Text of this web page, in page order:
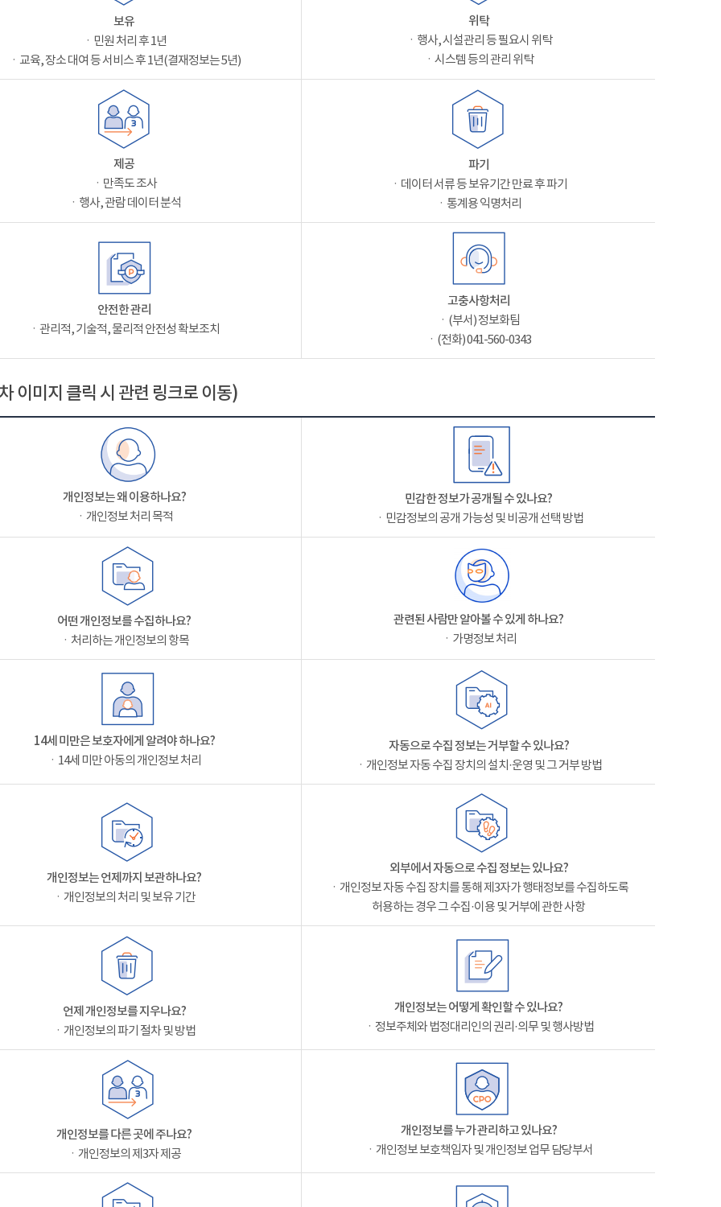
보유
ㆍ민원 처리 후 1년
ㆍ교육, 장소 대여 등 서비스 후 1년(결재정보는 5년)
위탁
ㆍ행사, 시설관리 등 필요시 위탁
ㆍ시스템 등의 관리 위탁
제공
ㆍ만족도 조사
ㆍ행사, 관람 데이터 분석
파기
ㆍ데이터 서류 등 보유기간 만료 후 파기
ㆍ통계용 익명처리
안전한 관리
ㆍ관리적, 기술적, 물리적 안전성 확보조치
고충사항처리
ㆍ(부서) 정보화팀
ㆍ(전화) 041-560-0343
이미지 클릭 시 관련 링크로 이동)
개인정보는 왜 이용하나요?
ㆍ개인정보 처리 목적
민감한 정보가 공개될 수 있나요?
ㆍ민감정보의 공개 가능성 및 비공개 선택 방법
어떤 개인정보를 수집하나요?
ㆍ처리하는 개인정보의 항목
관련된 사람만 알아볼 수 있게 하나요?
ㆍ가명정보 처리
14세 미만은 보호자에게 알려야 하나요?
ㆍ14세 미만 아동의 개인정보 처리
자동으로 수집 정보는 거부할 수 있나요?
ㆍ개인정보 자동 수집 장치의 설치·운영 및 그 거부 방법
개인정보는 언제까지 보관하나요?
ㆍ개인정보의 처리 및 보유 기간
외부에서 자동으로 수집 정보는 있나요?
ㆍ개인정보 자동 수집 장치를 통해 제3자가 행태정보를 수집하도록
허용하는 경우 그 수집·이용 및 거부에 관한 사항
언제 개인정보를 지우나요?
ㆍ개인정보의 파기 절차 및 방법
개인정보는 어떻게 확인할 수 있나요?
ㆍ정보주체와 법정대리인의 권리·의무 및 행사방법
개인정보를 다른 곳에 주나요?
ㆍ개인정보의 제3자 제공
개인정보를 누가 관리하고 있나요?
ㆍ개인정보 보호책임자 및 개인정보 업무 담당부서